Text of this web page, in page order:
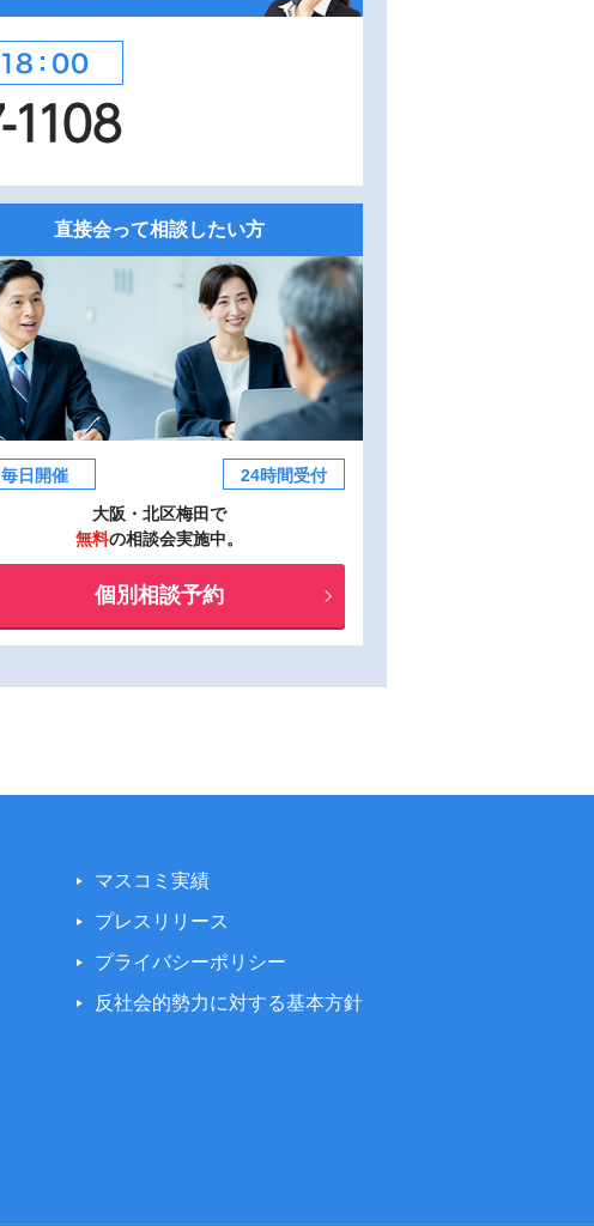
直接会って相談したい方
毎日開催
24時間受付
大阪・北区梅田で
無料の相談会実施中。
個別相談予約
マスコミ実績
プレスリリース
プライバシーポリシー
反社会的勢力に対する基本方針